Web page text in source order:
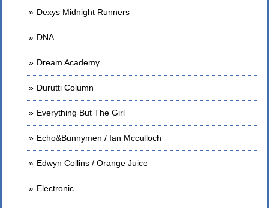
Dexys Midnight Runners
DNA
Dream Academy
Durutti Column
Everything But The Girl
Echo&Bunnymen / Ian Mcculloch
Edwyn Collins / Orange Juice
Electronic